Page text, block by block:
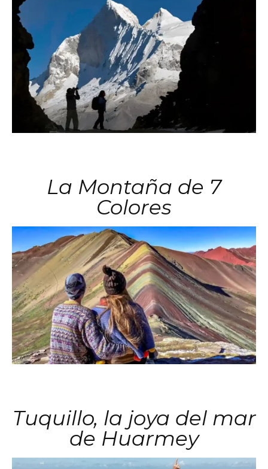
La Montaña de 7
Colores
Tuquillo, la joya del mar
de Huarmey